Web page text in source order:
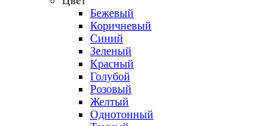
Бежевый
Коричневый
Синий
Зеленый
Красный
Голубой
Розовый
Желтый
Однотонный